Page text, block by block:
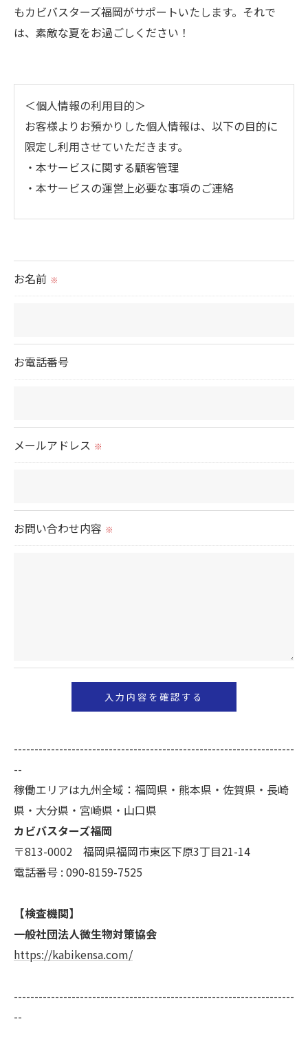
もカビバスターズ福岡がサポートいたします。それで
は、素敵な夏をお過ごしください！
＜個人情報の利用目的＞
お客様よりお預かりした個人情報は、以下の目的に
限定し利用させていただきます。
・本サービスに関する顧客管理
・本サービスの運営上必要な事項のご連絡
られた場合を除き、
当社では、利用目的の達成に必要な範囲において、
当社では、お客様の個人情報の開示･訂正･削除・利
個人情報の開示･訂正･削除・利用停止の具体的手続
きにつきましては、お電話でお問合せ下さい。
お名前 ※
お電話番号
メールアドレス ※
お問い合わせ内容 ※
--------------------------------------------------------------------
--
稼働エリアは九州全域：福岡県・熊本県・佐賀県・長崎
県・大分県・宮崎県・山口県
カビバスターズ福岡
〒813-0002 福岡県福岡市東区下原3丁目21-14
電話番号 : 090-8159-7525
【検査機関】
一般社団法人微生物対策協会
https://kabikensa.com/
--------------------------------------------------------------------
--